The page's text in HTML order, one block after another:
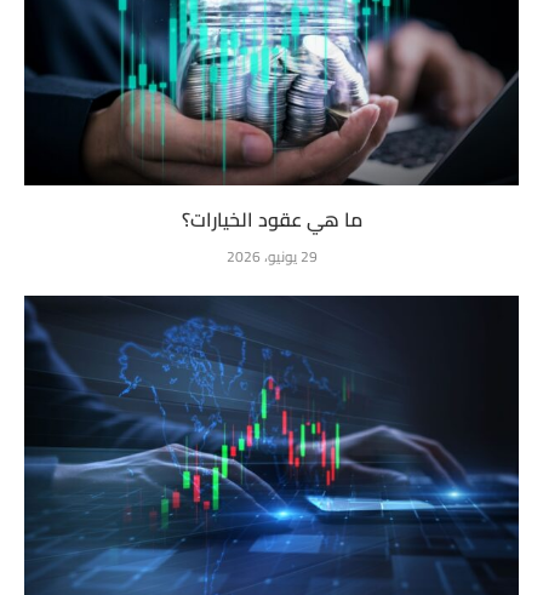
ما هي عقود الخيارات؟
29 يونيو، 2026